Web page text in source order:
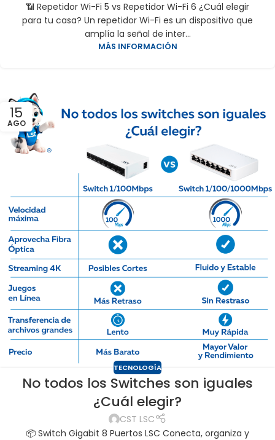
📶 Repetidor Wi-Fi 5 vs Repetidor Wi-Fi 6 ¿Cuál elegir
para tu casa? Un repetidor Wi-Fi es un dispositivo que
amplía la señal de inter...
MÁS INFORMACIÓN
15
AGO
TECNOLOGÍA
No todos los Switches son iguales
¿Cuál elegir?
CST LSC
📦 Switch Gigabit 8 Puertos LSC Conecta, organiza y